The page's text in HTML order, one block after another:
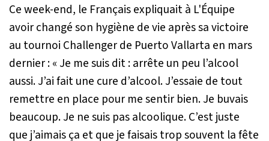
Ce week-end, le Français expliquait à L'Équipe
avoir changé son hygiène de vie après sa victoire
au tournoi Challenger de Puerto Vallarta en mars
dernier : « Je me suis dit : arrête un peu l’alcool
aussi. J’ai fait une cure d’alcool. J’essaie de tout
remettre en place pour me sentir bien. Je buvais
beaucoup. Je ne suis pas alcoolique. C’est juste
que j’aimais ça et que je faisais trop souvent la fête